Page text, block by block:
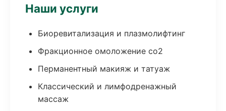
Наши услуги
Биоревитализация и плазмолифтинг
Фракционное омоложение co2
Перманентный макияж и татуаж
Классический и лимфодренажный
массаж